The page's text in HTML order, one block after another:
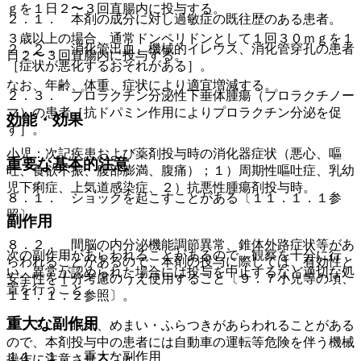
２．１． 本剤の成分に対し過敏症の既往歴のある患者。
２．２． 消化管出血、機械的イレウス、消化管穿孔の患者
［症状が悪化するおそれがある］。
２．３． プロラクチン分泌性下垂体腫瘍（プロラクチノー
マ）の患者［抗ドパミン作用によりプロラクチン分泌を促
す］。
重要な基本的注意
８．１． ショックを起こすことがある〔１１．１．１参
照〕。
８．２． 間脳の内分泌機能調節異常、錐体外路症状等があ
らわれることがあるので、本剤の投与に際しては、有効性と
安全性を十分考慮のうえ使用すること〔９．７小児等の項、
１１．１．２参照〕。
８．３． 眠気、めまい・ふらつきがあらわれることがある
ので、本剤投与中の患者には自動車の運転等危険を伴う機械
ｇを１日２〜３回直腸内に投与する。
３歳以上の場合、通常ドンペリドンとして１回３０ｍｇを１
日２〜３回直腸内に投与する。
なお、年齢、体重、症状により適宜増減する。
効能・効果
小児：次記疾患および薬剤投与時の消化器症状（悪心、嘔
吐、食欲不振、腹部膨満、腹痛）；１）周期性嘔吐症、乳幼
児下痢症、上気道感染症、２）抗悪性腫瘍剤投与時。
副作用
次の副作用があらわれることがあるので、観察を十分に行
い、異常が認められた場合には投与を中止するなど適切な処
置を行うこと。
重大な副作用
１１．１． 重大な副作用